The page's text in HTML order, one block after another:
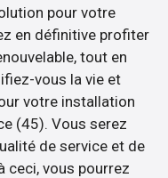
pour votre
en définitive profiter
tout en
vous la vie et
votre installation
(45). Vous serez
de service et de
ceci, vous pourrez